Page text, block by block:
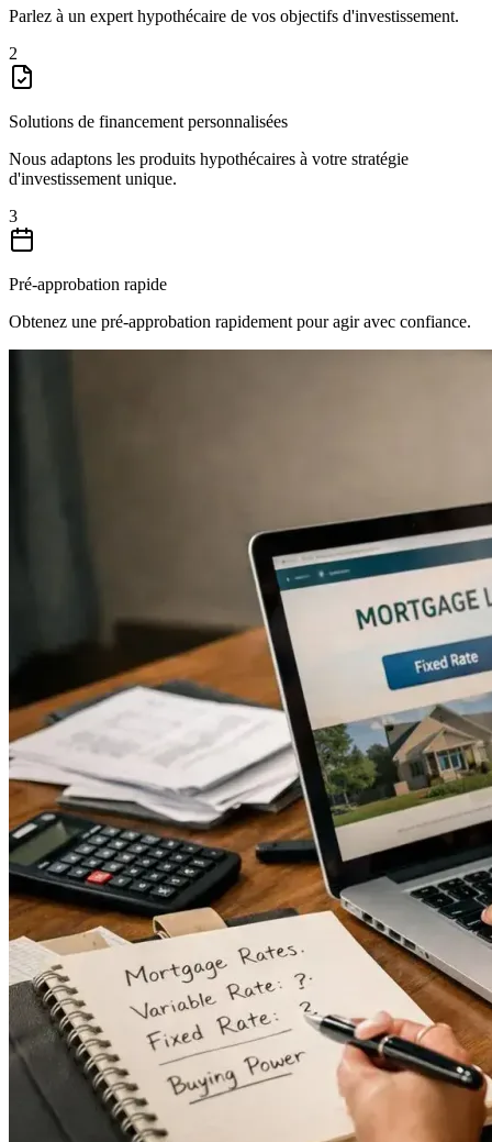
Parlez à un expert hypothécaire de vos objectifs d'investissement.
2
Solutions de financement personnalisées
Nous adaptons les produits hypothécaires à votre stratégie
d'investissement unique.
3
Pré-approbation rapide
Obtenez une pré-approbation rapidement pour agir avec confiance.